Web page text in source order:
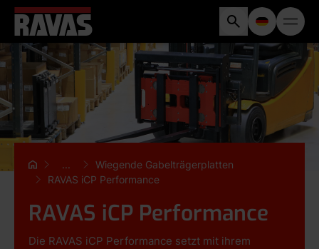
...
Wiegende Gabelträgerplatten
RAVAS iCP Performance
RAVAS iCP Performance
Die RAVAS iCP Performance setzt mit ihrem